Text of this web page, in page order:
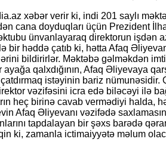
xəbər verir ki, indi 201 saylı
cana doyduqları üçün Prezident
ünvanlayaraq direktorun işdən
bir həddə çatıb ki, hətta Afaq
bildirirlər. Məktəbə gəlməkdən
ayağa qalxdığının, Afaq Əliyevaya
çatdırmaq istəyinin bariz
vəzifəsini icra edə biləcəyi ilə
heç birinə cavab vermədiyi halda,
Afaq Əliyevanı vəzifədə
tapdalayan bir şəxs barədə
ki, zamanla ictimaiyyətə məlum